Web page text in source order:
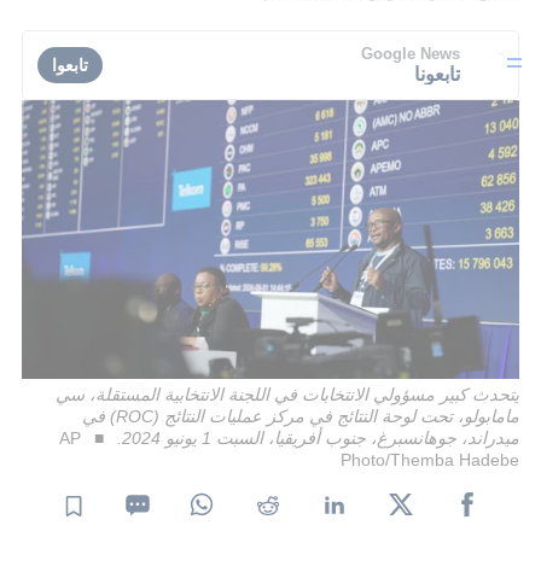
Google News
تابعونا تابعوا
يتحدث كبير مسؤولي الانتخابات في اللجنة الانتخابية المستقلة، سي
مامابولو، تحت لوحة النتائج في مركز عمليات النتائج (ROC) في
ميدراند، جوهانسبرغ، جنوب أفريقيا، السبت 1 يونيو 2024.
AP
Photo/Themba Hadebe